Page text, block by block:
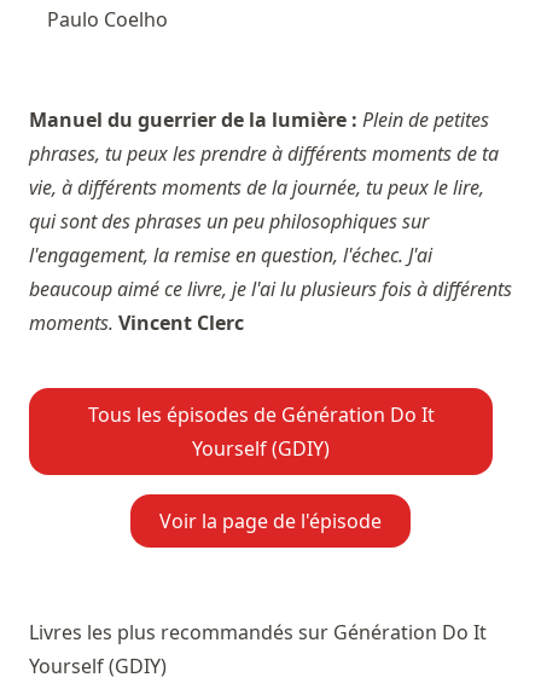
Paulo Coelho
Manuel du guerrier de la lumière : Plein de petites
phrases, tu peux les prendre à différents moments de ta
vie, à différents moments de la journée, tu peux le lire,
qui sont des phrases un peu philosophiques sur
l'engagement, la remise en question, l'échec. J'ai
beaucoup aimé ce livre, je l'ai lu plusieurs fois à différents
moments. Vincent Clerc
Tous les épisodes de Génération Do It
Yourself (GDIY)
Voir la page de l'épisode
Livres les plus recommandés sur Génération Do It
Yourself (GDIY)